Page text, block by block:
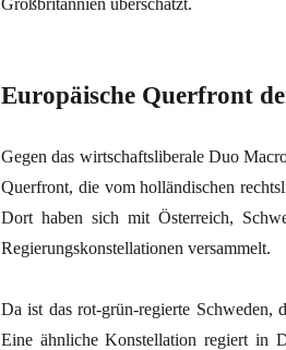
Europäische Querfront
Gegen das wirtschaftsliberale Duo
Querfront, die vom holländischen
Dort haben sich mit Österreich,
Regierungskonstellationen versammelt.
Da ist das rot-grün-regierte
Eine ähnliche Konstellation regiert in